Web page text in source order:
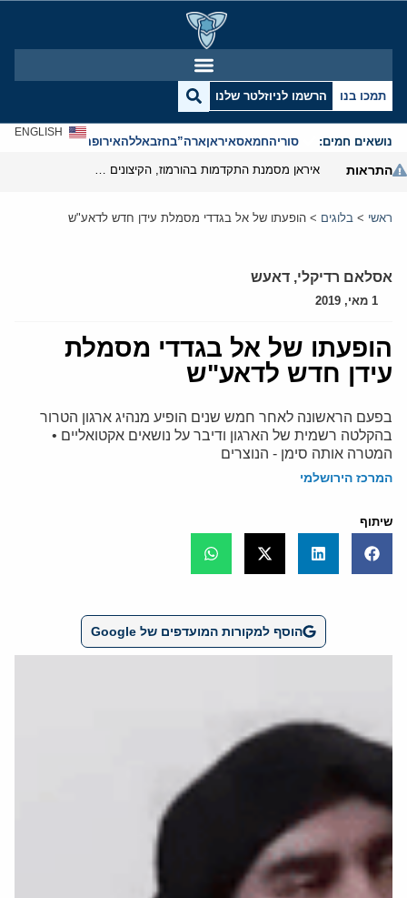
תמכו בנו הרשמו לניוזלטר שלנו
נושאים חמים: סוריהחמאסאיראןארה”בחזבאללהאירופהאנטישמיות
ENGLISH
התראות
ראשי > בלוגים > הופעתו של אל בגדדי מסמלת עידן חדש לדאע"ש
אסלאם רדיקלי, דאעש
1 מאי, 2019
הופעתו של אל בגדדי מסמלת
עידן חדש לדאע"ש
בפעם הראשונה לאחר חמש שנים הופיע מנהיג ארגון הטרור
בהקלטה רשמית של הארגון ודיבר על נושאים אקטואליים •
המטרה אותה סימן - הנוצרים
המרכז הירושלמי
שיתוף
הוסף למקורות המועדפים של Google